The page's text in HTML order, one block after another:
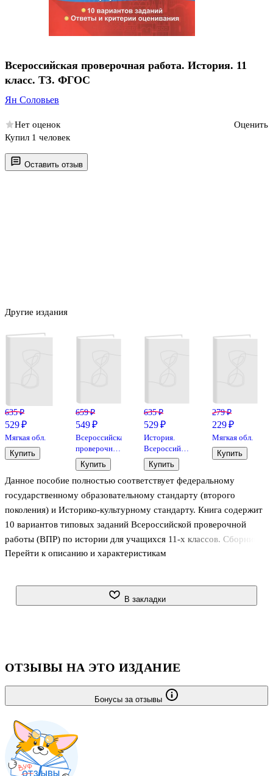
Оставить отзыв
Данное пособие полностью соответствует федеральному
государственному образовательному стандарту (второго
поколения) и Историко-культурному стандарту. Книга содержит
10 вариантов типовых заданий Всероссийской проверочной
работы (ВПР) по истории для учащихся 11-х классов. Сборник
предназначен для обучающихся 11-х классов, учителей и
699 Министерства образования и науки Российской Федерации
Перейти к описанию и характеристикам
Другие издания
635 ₽
529 ₽
Мягкая обл.
Купить
659 ₽
549 ₽
Всероссийская
проверочная
работа.
История. 7
класс. 10
вариантов.
задания.
ФГОС
НОВЫЙ
Купить
635 ₽
529 ₽
История.
Всероссийская
проверочная
работа. 8
класс. 10
вариантов.
задания.
ФГОС
НОВЫЙ
Купить
279 ₽
229 ₽
Мягкая обл.
Купить
Всероссийская проверочная работа. История. 11
класс. ТЗ. ФГОС
Ян Соловьев
Нет оценок
Оценить
Купил 1 человек
В закладки
ОТЗЫВЫ НА ЭТО ИЗДАНИЕ
Бонусы за отзывы